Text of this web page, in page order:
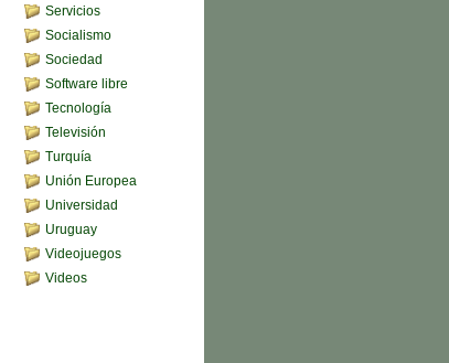
Servicios
Socialismo
Sociedad
Software libre
Tecnología
Televisión
Turquía
Unión Europea
Universidad
Uruguay
Videojuegos
Videos